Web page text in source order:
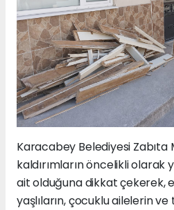
Karacabey Belediyesi Zabıta
kaldırımların öncelikli olarak
ait olduğuna dikkat çekerek,
yaşlıların, çocuklu ailelerin